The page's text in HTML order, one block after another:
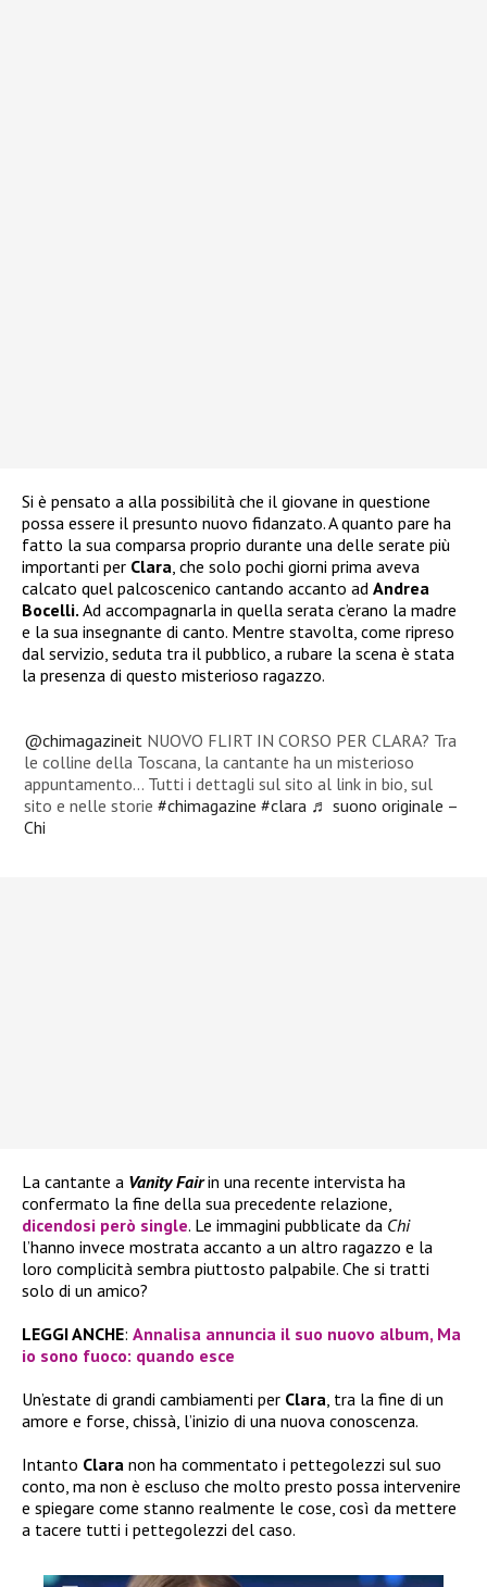
Si è pensato a alla possibilità che il giovane in questione
possa essere il presunto nuovo fidanzato. A quanto pare ha
fatto la sua comparsa proprio durante una delle serate più
importanti per Clara, che solo pochi giorni prima aveva
calcato quel palcoscenico cantando accanto ad Andrea
Bocelli. Ad accompagnarla in quella serata c’erano la madre
e la sua insegnante di canto. Mentre stavolta, come ripreso
dal servizio, seduta tra il pubblico, a rubare la scena è stata
la presenza di questo misterioso ragazzo.
@chimagazineit NUOVO FLIRT IN CORSO PER CLARA? Tra
le colline della Toscana, la cantante ha un misterioso
appuntamento… Tutti i dettagli sul sito al link in bio, sul
sito e nelle storie#chimagazine #clara ♬ suono originale –
Chi
La cantante a Vanity Fairin una recente intervista ha
confermato la fine della sua precedente relazione,
dicendosi però single. Le immagini pubblicate da Chi
l’hanno invece mostrata accanto a un altro ragazzo e la
loro complicità sembra piuttosto palpabile. Che si tratti
solo di un amico?
LEGGI ANCHE: Annalisa annuncia il suo nuovo album, Ma
io sono fuoco: quando esce
Un’estate di grandi cambiamenti per Clara , tra la fine di un
amore e forse, chissà, l’inizio di una nuova conoscenza.
Intanto Clara non ha commentato i pettegolezzi sul suo
conto, ma non è escluso che molto presto possa intervenire
e spiegare come stanno realmente le cose, così da mettere
a tacere tutti i pettegolezzi del caso.